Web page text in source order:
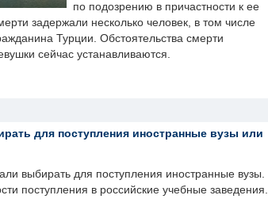
по подозрению в причастности к ее
задержали несколько человек, в том числе
Турции. Обстоятельства смерти
сейчас устанавливаются.
для поступления иностранные вузы или
выбирать для поступления иностранные вузы.
поступления в российские учебные заведения.